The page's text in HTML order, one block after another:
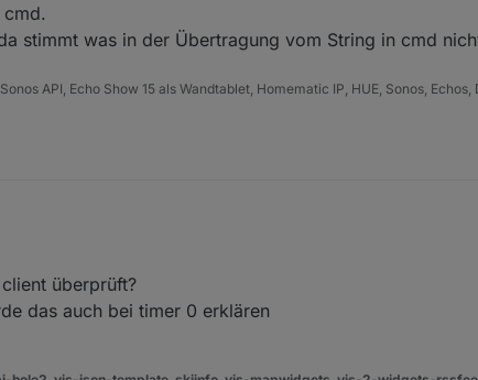
stimmt was in der Übertragung vom String in cmd
API, Echo Show 15 als Wandtablet, Homematic IP, HUE, Sonos, Echos,
bei Null, also 0.
cmd.
da stimmt was in der Übertragung vom String in cmd nicht.
überprüft?
das auch bei timer 0 erklären